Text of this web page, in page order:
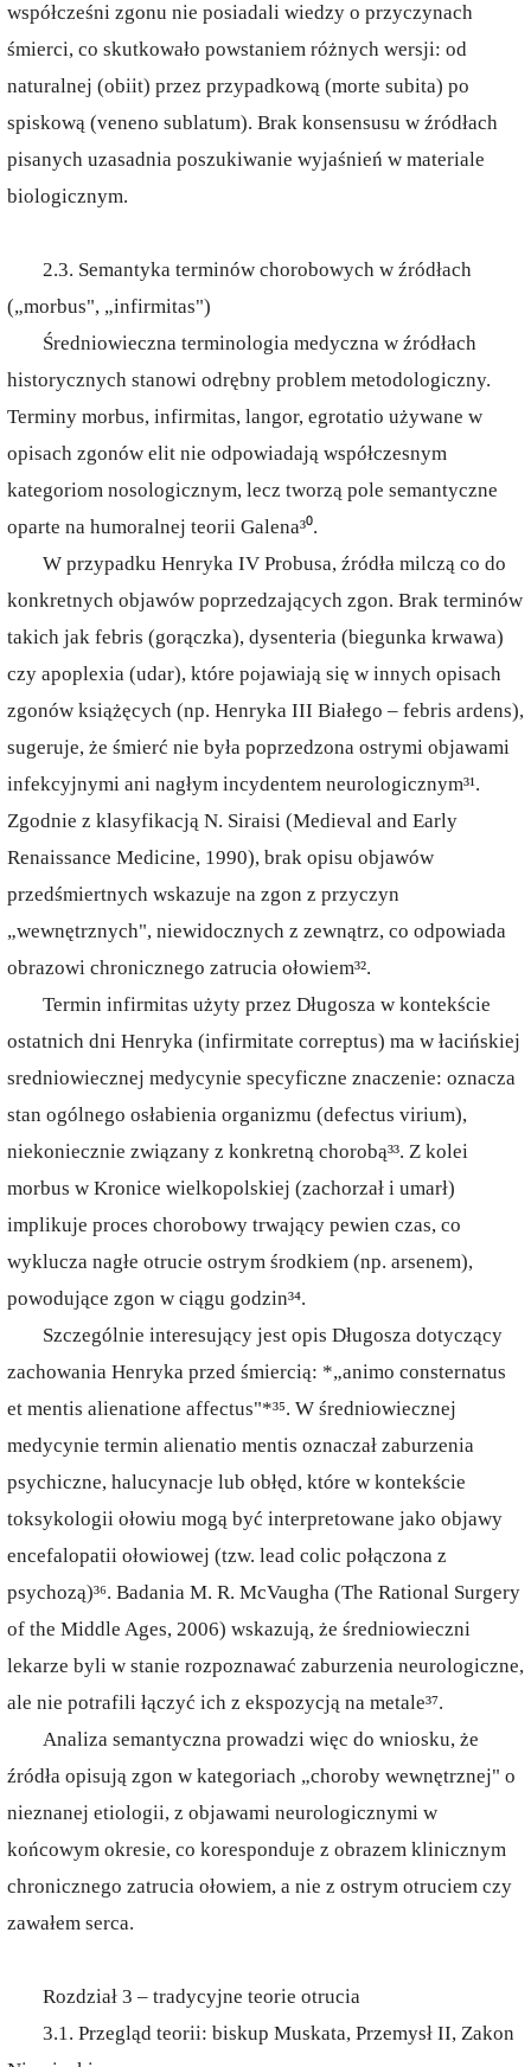
współcześni zgonu nie posiadali wiedzy o przyczynach
śmierci, co skutkowało powstaniem różnych wersji: od
naturalnej (obiit) przez przypadkową (morte subita) po
spiskową (veneno sublatum). Brak konsensusu w źródłach
pisanych uzasadnia poszukiwanie wyjaśnień w materiale
biologicznym.
2.3. Semantyka terminów chorobowych w źródłach
(„morbus", „infirmitas")
Średniowieczna terminologia medyczna w źródłach
historycznych stanowi odrębny problem metodologiczny.
Terminy morbus, infirmitas, langor, egrotatio używane w
opisach zgonów elit nie odpowiadają współczesnym
kategoriom nosologicznym, lecz tworzą pole semantyczne
oparte na humoralnej teorii Galena³⁰.
W przypadku Henryka IV Probusa, źródła milczą co do
konkretnych objawów poprzedzających zgon. Brak terminów
takich jak febris (gorączka), dysenteria (biegunka krwawa)
czy apoplexia (udar), które pojawiają się w innych opisach
zgonów książęcych (np. Henryka III Białego – febris ardens),
sugeruje, że śmierć nie była poprzedzona ostrymi objawami
infekcyjnymi ani nagłym incydentem neurologicznym³¹.
Zgodnie z klasyfikacją N. Siraisi (Medieval and Early
Renaissance Medicine, 1990), brak opisu objawów
przedśmiertnych wskazuje na zgon z przyczyn
„wewnętrznych", niewidocznych z zewnątrz, co odpowiada
obrazowi chronicznego zatrucia ołowiem³².
Termin infirmitas użyty przez Długosza w kontekście
ostatnich dni Henryka (infirmitate correptus) ma w łacińskiej
sredniowiecznej medycynie specyficzne znaczenie: oznacza
stan ogólnego osłabienia organizmu (defectus virium),
niekoniecznie związany z konkretną chorobą³³. Z kolei
morbus w Kronice wielkopolskiej (zachorzał i umarł)
implikuje proces chorobowy trwający pewien czas, co
wyklucza nagłe otrucie ostrym środkiem (np. arsenem),
powodujące zgon w ciągu godzin³⁴.
Szczególnie interesujący jest opis Długosza dotyczący
zachowania Henryka przed śmiercią: *„animo consternatus
et mentis alienatione affectus"*³⁵. W średniowiecznej
medycynie termin alienatio mentis oznaczał zaburzenia
psychiczne, halucynacje lub obłęd, które w kontekście
toksykologii ołowiu mogą być interpretowane jako objawy
encefalopatii ołowiowej (tzw. lead colic połączona z
psychozą)³⁶. Badania M. R. McVaugha (The Rational Surgery
of the Middle Ages, 2006) wskazują, że średniowieczni
lekarze byli w stanie rozpoznawać zaburzenia neurologiczne,
ale nie potrafili łączyć ich z ekspozycją na metale³⁷.
Analiza semantyczna prowadzi więc do wniosku, że
źródła opisują zgon w kategoriach „choroby wewnętrznej" o
nieznanej etiologii, z objawami neurologicznymi w
końcowym okresie, co koresponduje z obrazem klinicznym
chronicznego zatrucia ołowiem, a nie z ostrym otruciem czy
zawałem serca.
Rozdział 3 – tradycyjne teorie otrucia
3.1. Przegląd teorii: biskup Muskata, Przemysł II, Zakon